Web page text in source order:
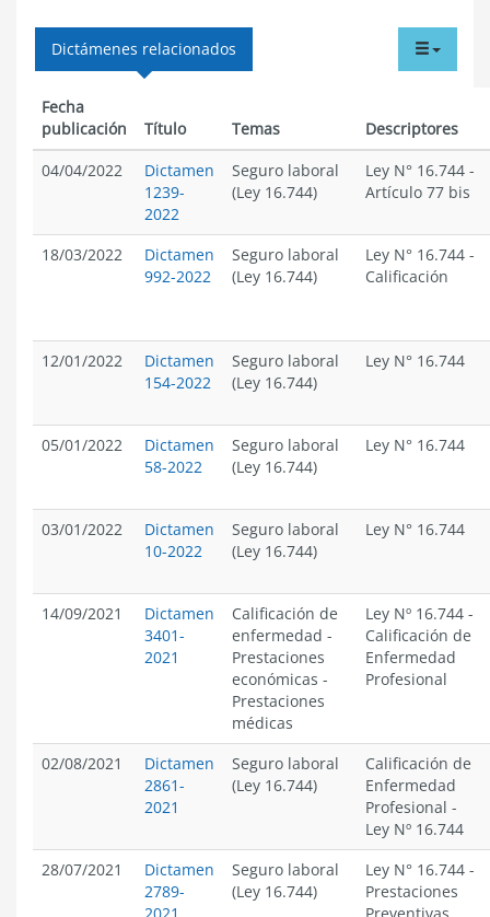
menu
Dictámenes relacionados
Fecha
publicación
Título Temas
Descriptores
04/04/2022
Dictamen
1239-
2022
Seguro laboral
(Ley 16.744)
Ley N° 16.744 -
Artículo 77 bis
18/03/2022
Dictamen
992-2022
Seguro laboral
(Ley 16.744)
Ley N° 16.744 -
Calificación
12/01/2022
Dictamen
154-2022
Seguro laboral
(Ley 16.744)
Ley N° 16.744
05/01/2022
Dictamen
58-2022
Seguro laboral
(Ley 16.744)
Ley N° 16.744
03/01/2022
Dictamen
10-2022
Seguro laboral
(Ley 16.744)
Ley N° 16.744
14/09/2021
Dictamen
3401-
2021
Calificación de
enfermedad -
Prestaciones
económicas -
Prestaciones
médicas
Ley Nº 16.744 -
Calificación de
Enfermedad
Profesional
02/08/2021
Dictamen
2861-
2021
Seguro laboral
(Ley 16.744)
Calificación de
Enfermedad
Profesional -
Ley Nº 16.744
28/07/2021
Dictamen
2789-
Seguro laboral
(Ley 16.744)
Ley N° 16.744 -
Prestaciones